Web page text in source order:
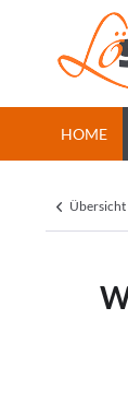
HOME
Übersicht